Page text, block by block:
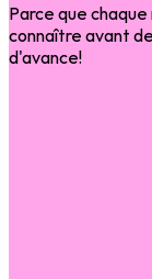
Parce que
connaître avant
d'avance!